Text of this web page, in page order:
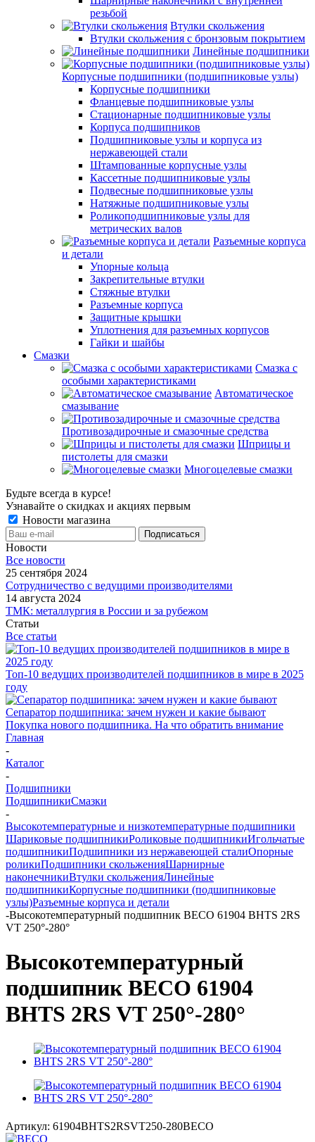
резьбой
Втулки скольжения
Втулки скольжения с бронзовым покрытием
Линейные подшипники
Корпусные подшипники (подшипниковые узлы)
Корпусные подшипники
Фланцевые подшипниковые узлы
Стационарные подшипниковые узлы
Корпуса подшипников
Подшипниковые узлы и корпуса из
нержавеющей стали
Штампованные корпусные узлы
Кассетные подшипниковые узлы
Подвесные подшипниковые узлы
Натяжные подшипниковые узлы
Роликоподшипниковые узлы для
метрических валов
Разъемные корпуса
и детали
Упорные кольца
Закрепительные втулки
Стяжные втулки
Разъемные корпуса
Защитные крышки
Уплотнения для разъемных корпусов
Гайки и шайбы
Смазки
Смазка с
особыми характеристиками
Автоматическое
смазывание
Противозадирочные и смазочные средства
Шприцы и
пистолеты для смазки
Многоцелевые смазки
Будьте всегда в курсе!
Узнавайте о скидках и акциях первым
Новости магазина
Новости
Все новости
25 сентября 2024
Сотрудничество с ведущими производителями
14 августа 2024
ТМК: металлургия в России и за рубежом
Статьи
Все статьи
Топ-10 ведущих производителей подшипников в мире в 2025
году
Сепаратор подшипника: зачем нужен и какие бывают
Покупка нового подшипника. На что обратить внимание
Главная
-
Каталог
-
Подшипники
ПодшипникиСмазки
-
Высокотемпературные и низкотемпературные подшипники
Шариковые подшипникиРоликовые подшипникиИгольчатые
подшипникиПодшипники из нержавеющей сталиОпорные
роликиПодшипники скольженияШарнирные
наконечникиВтулки скольженияЛинейные
подшипникиКорпусные подшипники (подшипниковые
узлы)Разъемные корпуса и детали
-Высокотемпературный подшипник BECO 61904 BHTS 2RS
VT 250°-280°
Высокотемпературный
подшипник BECO 61904
BHTS 2RS VT 250°-280°
Артикул: 61904BHTS2RSVT250-280BECO